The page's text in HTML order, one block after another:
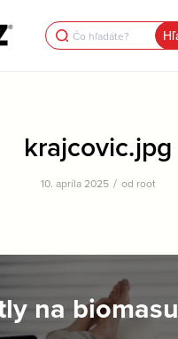
Search
for:
krajcovic.jpg
10. apríla 2025 / od root
na biomasu